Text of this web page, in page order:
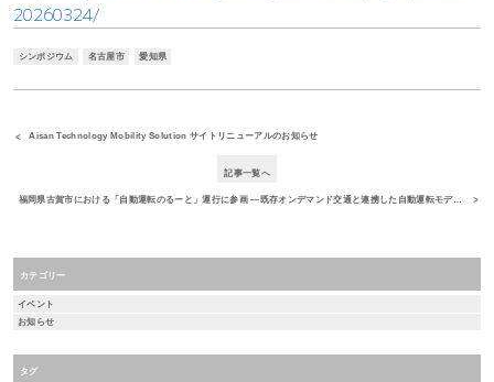
20260324/
シンポジウム 名古屋市 愛知県
Aisan Technology Mobility Solution サイトリニューアルのお知らせ
記事一覧へ
福岡県古賀市における「自動運転のるーと」運行に参画 ―既存オンデマンド交通と連携した自動運転モデル、全国初の取り組み―
カテゴリー
イベント
お知らせ
タグ